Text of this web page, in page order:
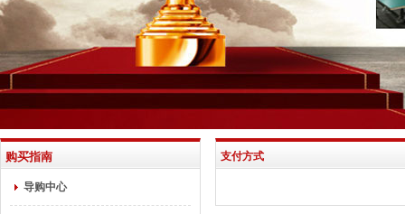
购买指南
导购中心
支付方式